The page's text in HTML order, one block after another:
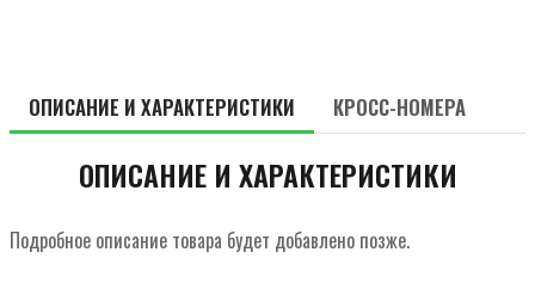
ОПИСАНИЕ И ХАРАКТЕРИСТИКИ КРОСС-НОМЕРА
ОПИСАНИЕ И ХАРАКТЕРИСТИКИ
Подробное описание товара будет добавлено позже.